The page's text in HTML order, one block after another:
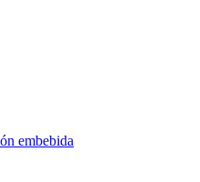
embebida